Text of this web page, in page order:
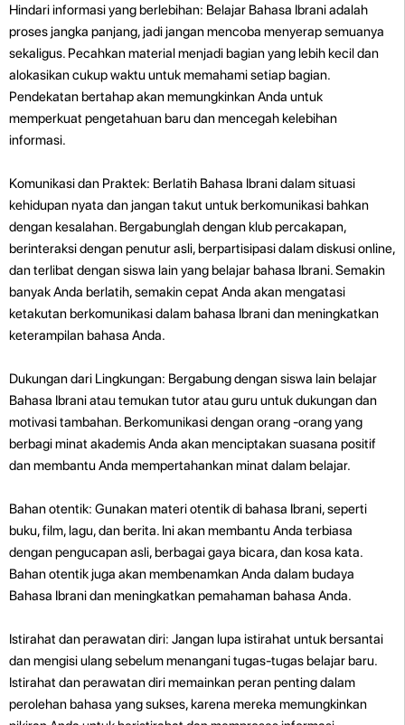
Hindari informasi yang berlebihan: Belajar Bahasa Ibrani adalah
proses jangka panjang, jadi jangan mencoba menyerap semuanya
sekaligus. Pecahkan material menjadi bagian yang lebih kecil dan
alokasikan cukup waktu untuk memahami setiap bagian.
Pendekatan bertahap akan memungkinkan Anda untuk
memperkuat pengetahuan baru dan mencegah kelebihan
informasi.
Komunikasi dan Praktek: Berlatih Bahasa Ibrani dalam situasi
kehidupan nyata dan jangan takut untuk berkomunikasi bahkan
dengan kesalahan. Bergabunglah dengan klub percakapan,
berinteraksi dengan penutur asli, berpartisipasi dalam diskusi online,
dan terlibat dengan siswa lain yang belajar bahasa Ibrani. Semakin
banyak Anda berlatih, semakin cepat Anda akan mengatasi
ketakutan berkomunikasi dalam bahasa Ibrani dan meningkatkan
keterampilan bahasa Anda.
Dukungan dari Lingkungan: Bergabung dengan siswa lain belajar
Bahasa Ibrani atau temukan tutor atau guru untuk dukungan dan
motivasi tambahan. Berkomunikasi dengan orang -orang yang
berbagi minat akademis Anda akan menciptakan suasana positif
dan membantu Anda mempertahankan minat dalam belajar.
Bahan otentik: Gunakan materi otentik di bahasa Ibrani, seperti
buku, film, lagu, dan berita. Ini akan membantu Anda terbiasa
dengan pengucapan asli, berbagai gaya bicara, dan kosa kata.
Bahan otentik juga akan membenamkan Anda dalam budaya
Bahasa Ibrani dan meningkatkan pemahaman bahasa Anda.
Istirahat dan perawatan diri: Jangan lupa istirahat untuk bersantai
dan mengisi ulang sebelum menangani tugas-tugas belajar baru.
Istirahat dan perawatan diri memainkan peran penting dalam
perolehan bahasa yang sukses, karena mereka memungkinkan